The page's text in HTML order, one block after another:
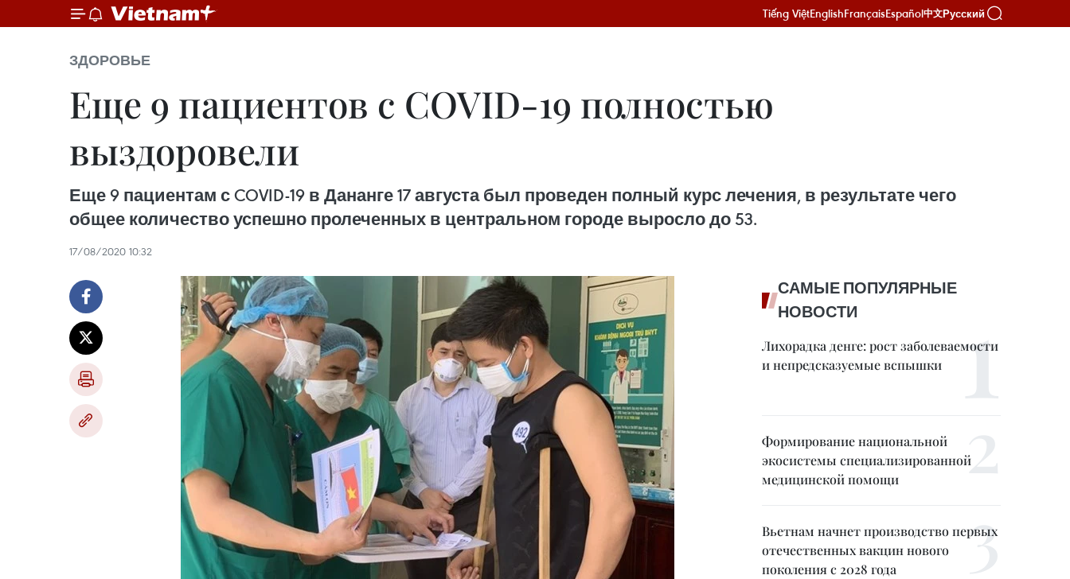
Tiếng ViệtEnglishFrançaisEspañol中文Русский
ЗДОРОВЬЕ
Еще 9 пациентов с COVID-19 полностью
выздоровели
Еще 9 пациентам с COVID-19 в Дананге 17 августа был проведен полный курс лечения, в результате чего
общее количество успешно пролеченных в центральном городе выросло до 53.
17/08/2020 10:32
САМЫЕ ПОПУЛЯРНЫЕ
НОВОСТИ
Лихорадка денге: рост заболеваемости
и непредсказуемые вспышки
Формирование национальной
экосистемы специализированной
медицинской помощи
Вьетнам начнет производство первых
отечественных вакцин нового
поколения с 2028 года